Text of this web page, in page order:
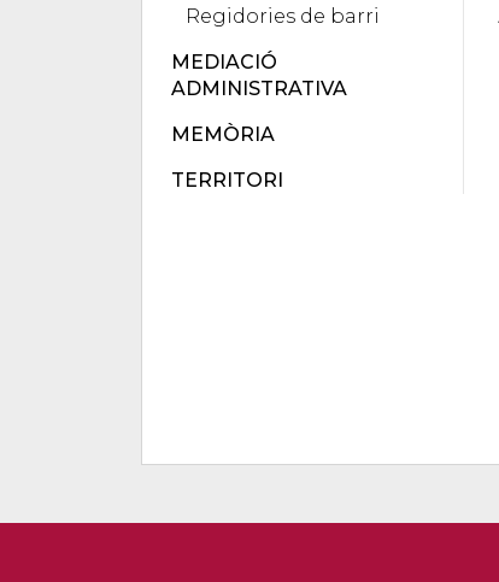
Regidories de barri
MEDIACIÓ
ADMINISTRATIVA
MEMÒRIA
TERRITORI